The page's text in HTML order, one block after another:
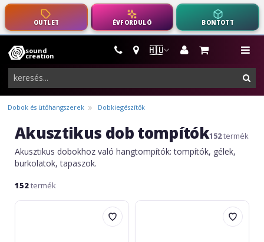
OUTLET ÉVFORDULÓ BONTOTT
🇭🇺
sound
creation
hangszerek,
pro-
audio
felszerelés
Dobok és ütőhangszerek Dobkiegészítők
Akusztikus dob tompítók152termék
Akusztikus dobokhoz való hangtompítók: tompítók, gélek,
burkolatok, tapaszok.
152termék
Evans
Gewa